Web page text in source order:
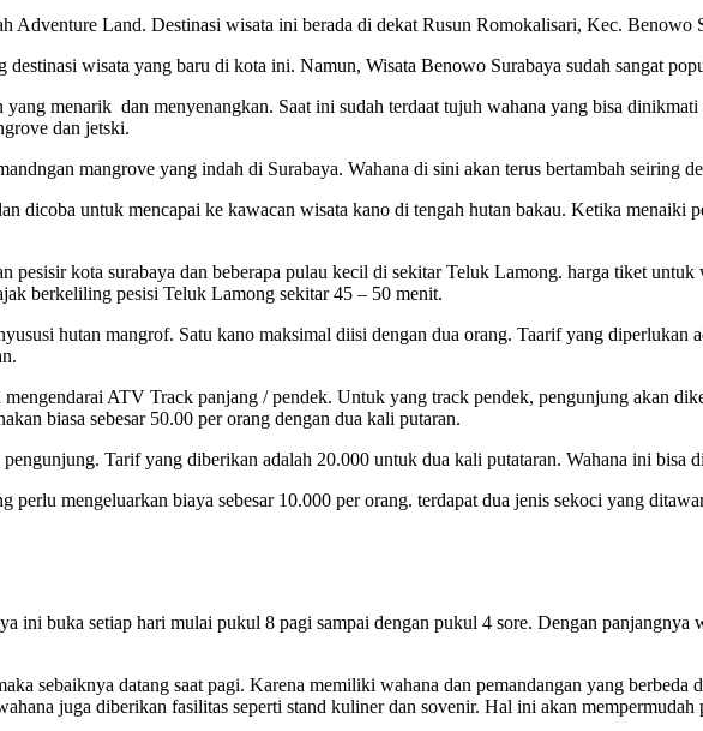
Adventure Land. Destinasi wisata ini berada di dekat Rusun Romokalisari, Kec. Benowo
wisata yang baru di kota ini. Namun, Wisata Benowo Surabaya sudah sangat
menarik dan menyenangkan. Saat ini sudah terdaat tujuh wahana yang bisa
dan jetski.
mangrove yang indah di Surabaya. Wahana di sini akan terus bertambah seiring
dicoba untuk mencapai ke kawacan wisata kano di tengah hutan bakau. Ketika menaiki
pesisir kota surabaya dan beberapa pulau kecil di sekitar Teluk Lamong. harga tiket
berkeliling pesisi Teluk Lamong sekitar 45 – 50 menit.
hutan mangrof. Satu kano maksimal diisi dengan dua orang. Taarif yang diperlukan
ATV Track panjang / pendek. Untuk yang track pendek, pengunjung akan
biasa sebesar 50.00 per orang dengan dua kali putaran.
Tarif yang diberikan adalah 20.000 untuk dua kali putataran. Wahana ini bisa
perlu mengeluarkan biaya sebesar 10.000 per orang. terdapat dua jenis sekoci yang
ini buka setiap hari mulai pukul 8 pagi sampai dengan pukul 4 sore. Dengan
sebaiknya datang saat pagi. Karena memiliki wahana dan pemandangan yang berbeda
juga diberikan fasilitas seperti stand kuliner dan sovenir. Hal ini akan